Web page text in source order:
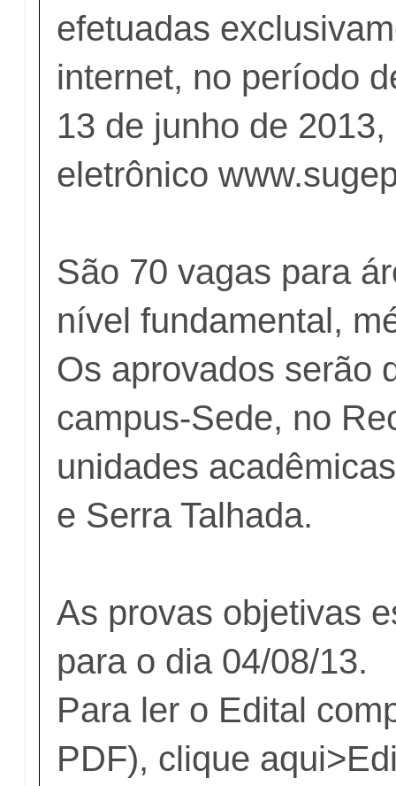
efetuadas
internet, no período
13 de junho de
eletrônico
São 70 vagas para
nível fundamental,
Os aprovados serão
campus-Sede, no
unidades
e Serra Talhada.
As provas objetivas
para o dia 04/08/13.
Para ler o Edital
PDF), clique aqui>